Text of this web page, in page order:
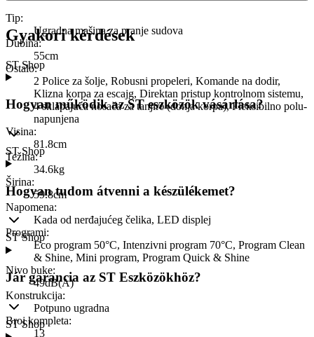
Tip:
Ugradna mašina za pranje sudova
Dubina:
55cm
Ostalo:
2 Police za šolje, Robusni propeleri, Komande na dodir,
Klizna korpa za escajg, Direktan pristup kontrolnom sistemu,
4 sklapajuća nosača za tanjire (donja korpa), Fleksibilno polu-
napunjena
Visina:
81.8cm
Težina:
34.6kg
Širina:
59.8cm
Napomena:
Kada od nerđajućeg čelika, LED displej
Programi:
Eco program 50°C, Intenzivni program 70°C, Program Clean
& Shine, Mini program, Program Quick & Shine
Nivo buke:
49dB(A)
Konstrukcija:
Potpuno ugradna
Broj kompleta:
13
Gyakori kérdések
ST Shop
Hogyan működik az ST eszközök vásárlása?
ST Shop
Hogyan tudom átvenni a készülékemet?
ST Shop
Jár garancia az ST Eszközökhöz?
ST Shop